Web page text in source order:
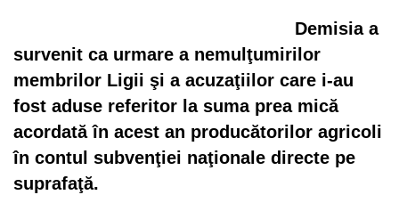
Demisia a
survenit ca urmare a nemulţumirilor
membrilor Ligii şi a acuzaţiilor care i-au
fost aduse referitor la suma prea mică
acordată în acest an producătorilor agricoli
în contul subvenţiei naţionale directe pe
suprafaţă.